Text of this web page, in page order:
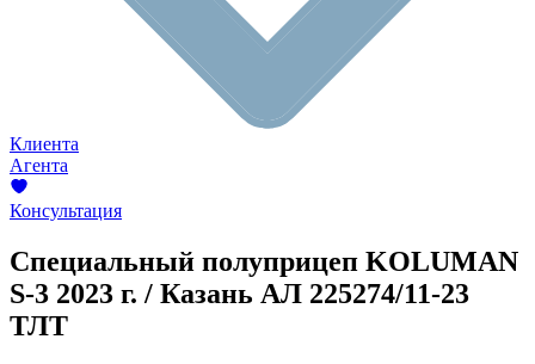
Клиента
Агента
Консультация
Специальный полуприцеп KOLUMAN
S-3 2023 г. / Казань АЛ 225274/11-23
ТЛТ